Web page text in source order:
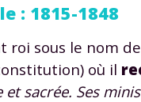
: 1815-1848
roi sous le nom
où il
sacrée. Ses